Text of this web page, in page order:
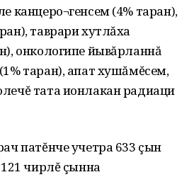
канцеро¬генсем (4% таран),
таврари хутлăха
онкологипе йывăрланнă
таран), апат хушăмĕсем,
тата ионлакан радиаци
патĕнче учетра 633 çын
чирлĕ çынна